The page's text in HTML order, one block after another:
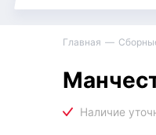
Главная